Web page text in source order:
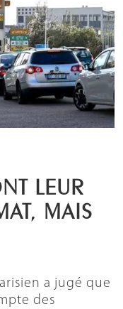
LEUR
MAIS
a jugé que
des